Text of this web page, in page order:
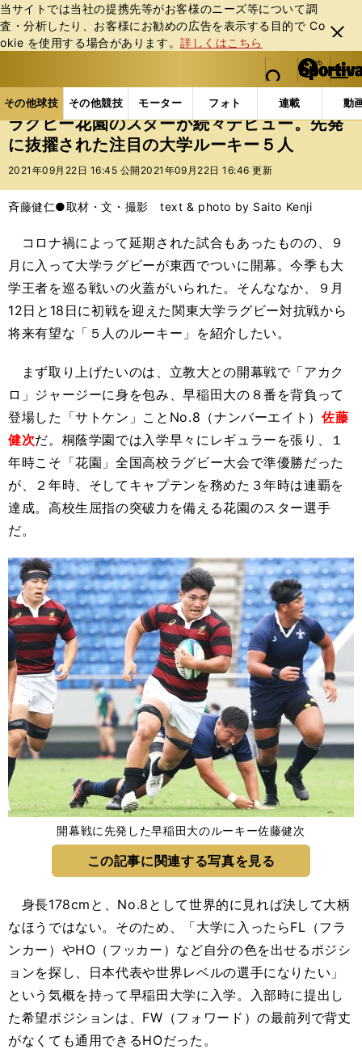
当サイトでは当社の提携先等がお客様のニーズ等について調
査・分析したり、お客様にお勧めの広告を表⽰する⽬的で Co
okie を使⽤する場合があります。詳しくはこちら
閉じ
る
web Sportiva (webスポルティーバ)
検索
マイペ
ー
ジ
メニュ
その他球技 その他競技 モーター フォト 連載 動
ス
ポ
ル
バ
その他球技の記事一覧 ラグビー ラグビー花園のス
ラグビー花園のスターが続々デビュー。先発
に抜擢された注目の大学ルーキー５人
2021年09月22日 16:45 公開 2021年09月22日 16:46 更新
斉藤健仁●取材・文・撮影 text & photo by Saito Kenji
コロナ禍によって延期された試合もあったものの、９
月に入って大学ラグビーが東西でついに開幕。今季も大
学王者を巡る戦いの火蓋がいられた。そんななか、９月
12日と18日に初戦を迎えた関東大学ラグビー対抗戦から
将来有望な「５人のルーキー」を紹介したい。
まず取り上げたいのは、立教大との開幕戦で「アカク
ロ」ジャージーに身を包み、早稲田大の８番を背負って
登場した「サトケン」ことNo.8（ナンバーエイト） 佐藤
健次だ。桐蔭学園では入学早々にレギュラーを張り、１
年時こそ「花園」全国高校ラグビー大会で準優勝だった
が、２年時、そしてキャプテンを務めた３年時は連覇を
達成。高校生屈指の突破力を備える花園のスター選手
だ。
開幕戦に先発した早稲田大のルーキー佐藤健次
この記事に関連する写真を見る
身長178cmと、No.8として世界的に見れば決して大柄
なほうではない。そのため、「大学に入ったらFL（フラ
ンカー）やHO（フッカー）など自分の色を出せるポジシ
ョンを探し、日本代表や世界レベルの選手になりたい」
という気概を持って早稲田大学に入学。入部時に提出し
た希望ポジションは、FW（フォワード）の最前列で背丈
がなくても通用できるHOだった。